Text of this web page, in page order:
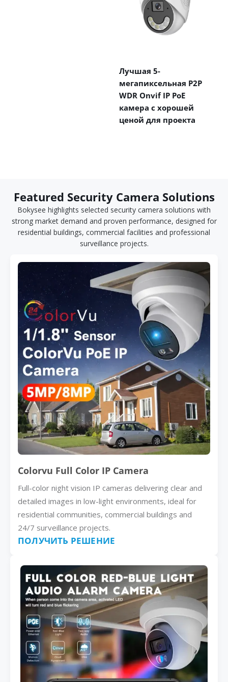
Лучшая 5-
мегапиксельная P2P
WDR Onvif IP PoE
камера с хорошей
ценой для проекта
Featured Security Camera Solutions
Bokysee highlights selected security camera solutions with
strong market demand and proven performance, designed for
residential buildings, commercial facilities and professional
surveillance projects.
Colorvu Full Color IP Camera
Full-color night vision IP cameras delivering clear and
detailed images in low-light environments, ideal for
residential communities, commercial buildings and
24/7 surveillance projects.
ПОЛУЧИТЬ РЕШЕНИЕ